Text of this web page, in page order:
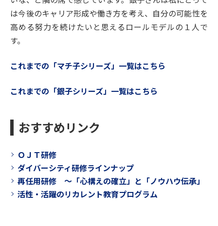
は今後のキャリア形成や働き方を考え、自分の可能性を
高める努力を続けたいと思えるロールモデルの１人で
す。
これまでの「マチ子シリーズ」一覧はこちら
これまでの「銀子シリーズ」一覧はこちら
おすすめリンク
ＯＪＴ研修
ダイバーシティ研修ラインナップ
再任用研修 ～「心構えの確立」と「ノウハウ伝承」
活性・活躍のリカレント教育プログラム